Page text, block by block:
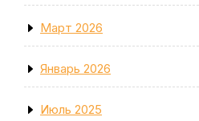
Март 2026
Январь 2026
Июль 2025